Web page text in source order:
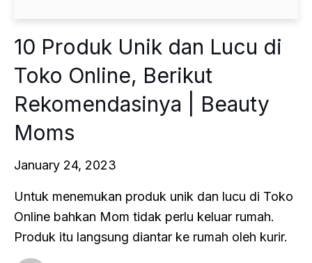
10 Produk Unik dan Lucu di
Toko Online, Berikut
Rekomendasinya | Beauty
Moms
January 24, 2023
Untuk menemukan produk unik dan lucu di Toko
Online bahkan Mom tidak perlu keluar rumah.
Produk itu langsung diantar ke rumah oleh kurir.